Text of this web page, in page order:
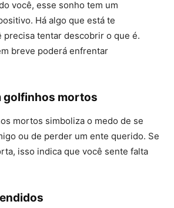
você, esse sonho tem um
Há algo que está te
precisa tentar descobrir o que é.
breve poderá enfrentar
golfinhos mortos
mortos simboliza o medo de se
ou de perder um ente querido. Se
isso indica que você sente falta